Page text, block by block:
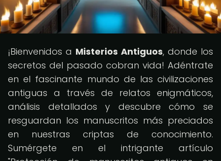
¡Bienvenidos a Misterios Antiguos, donde los
secretos del pasado cobran vida! Adéntrate
en el fascinante mundo de las civilizaciones
antiguas a través de relatos enigmáticos,
análisis detallados y descubre cómo se
resguardan los manuscritos más preciados
en nuestras criptas de conocimiento.
Sumérgete en el intrigante artículo